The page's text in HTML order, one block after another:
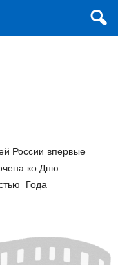
России впервые
ко Дню
Года